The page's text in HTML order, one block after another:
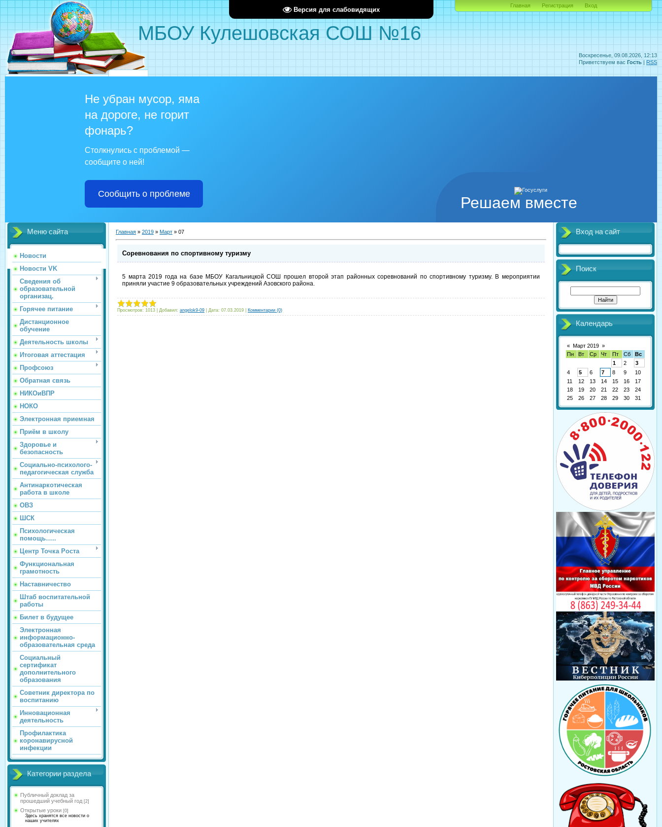
Версия для слабовидящих
Воскресенье, 09.08.2026, 12:13
Приветствуем вас Гость | RSS
МБОУ Кулешовская СОШ №16
Главная Регистрация Вход
Решаем вместе
Не убран мусор, яма
на дороге, не горит
фонарь?
Столкнулись с проблемой —
сообщите о ней!
Сообщить о проблеме
Меню сайта
Новости
Новости VK
Сведения об
образовательной
организац.
Горячее питание
Дистанционное
обучение
Деятельность школы
Итоговая аттестация
Профсоюз
Обратная связь
НИКОиВПР
НОКО
Электронная приемная
Приём в школу
Здоровье и
безопасность
Социально-психолого-
педагогическая служба
Антинаркотическая
работа в школе
ОВЗ
ШСК
Психологическая
помощь…..
Центр Точка Роста
Функциональная
грамотность
Наставничество
Штаб воспитательной
работы
Билет в будущее
Электронная
информационно-
образовательная среда
Социальный
сертификат
дополнительного
образования
Советник директора по
воспитанию
Инновационная
деятельность
Профилактика
коронавирусной
инфекции
Категории раздела
Публичный доклад за
прошедший учебный год [2]
Открытые уроки [0]
Здесь хранятся все новости о
наших учителях
Главная » 2019 » Март » 07
Соревнования по спортивному туризму
5 марта 2019 года на базе МБОУ Кагальницкой СОШ прошел второй этап районных соревнований по спортивному туризму. В мероприятии
приняли участие 9 образовательных учреждений Азовского района.
Просмотров: 1013 Добавил: angelok9-09 Дата: 07.03.2019 Комментарии (0)
Вход на сайт
Поиск
Календарь
« Март 2019 »
Пн
Вт Ср Чт Пт Сб
Вс
1
2
3
4
5 6 7 8 9
10
11
12 13 14 15 16
17
18
19 20 21 22 23
24
25
26 27 28 29 30 31